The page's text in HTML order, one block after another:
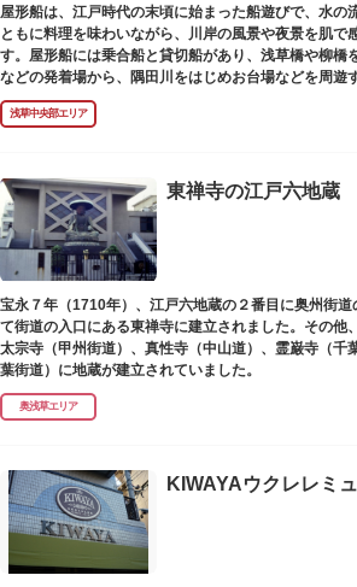
屋形船は、江戸時代の末頃に始まった船遊びで、水の
ともに料理を味わいながら、川岸の風景や夜景を肌で
す。屋形船には乗合船と貸切船があり、浅草橋や柳橋
などの発着場から、隅田川をはじめお台場などを周遊
す。
浅草中央部エリア
東禅寺の江戸六地蔵
宝永７年（1710年）、江戸六地蔵の２番目に奥州街道
て街道の入口にある東禅寺に建立されました。その他
太宗寺（甲州街道）、真性寺（中山道）、霊巌寺（千
葉街道）に地蔵が建立されていました。
奥浅草エリア
KIWAYAウクレレミ